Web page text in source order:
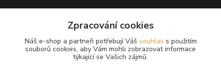
Zpracování cookies
Náš e-shop a partneři potřebují Váš souhlas s použitím
souborů cookies, aby Vám mohli zobrazovat informace
týkající se Vašich zájmů.